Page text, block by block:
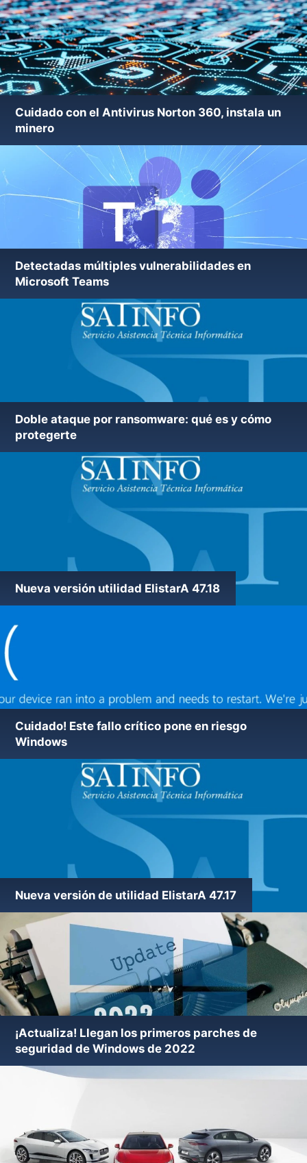
Cuidado con el Antivirus Norton 360, instala un
minero
Detectadas múltiples vulnerabilidades en
Microsoft Teams
Nueva versión utilidad ElistarA 47.19
Doble ataque por ransomware: qué es y cómo
protegerte
Nueva versión utilidad ElistarA 47.18
Cuidado! Este fallo crítico pone en riesgo
Windows
Nueva versión de utilidad ElistarA 47.17
¡Actualiza! Llegan los primeros parches de
seguridad de Windows de 2022